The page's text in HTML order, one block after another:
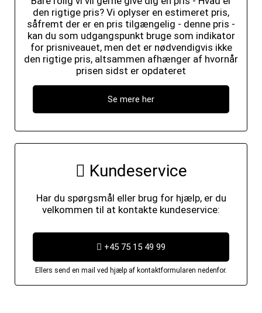
den rigtige pris? Vi oplyser en estimeret pris,
såfremt der er en pris tilgængelig - denne pris -
kan du som udgangspunkt bruge som indikator
for prisniveauet, men det er nødvendigvis ikke
den rigtige pris, altsammen afhænger af hvornår
prisen sidst er opdateret
Se mere her
Kundeservice
Har du spørgsmål eller brug for hjælp, er du
velkommen til at kontakte kundeservice:
+45 75 15 49 99
Ellers send en mail ved hjælp af kontaktformularen nedenfor.